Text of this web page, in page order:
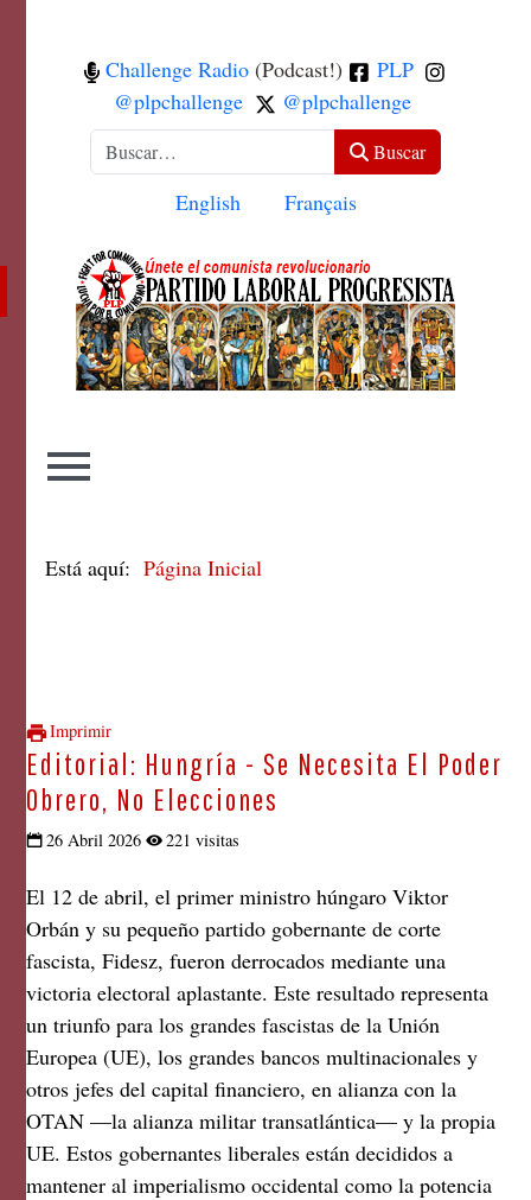
Challenge Radio (Podcast!)
PLP
@plpchallenge
@plpchallenge
Buscar Buscar
Seleccione su idioma
English Français
Está aquí:Página Inicial
Imprimir
Editorial: Hungría - Se Necesita El Poder
Obrero, No Elecciones
26 Abril 2026 221 visitas
El 12 de abril, el primer ministro húngaro Viktor
Orbán y su pequeño partido gobernante de corte
fascista, Fidesz, fueron derrocados mediante una
victoria electoral aplastante. Este resultado representa
un triunfo para los grandes fascistas de la Unión
Europea (UE), los grandes bancos multinacionales y
otros jefes del capital financiero, en alianza con la
OTAN —la alianza militar transatlántica— y la propia
UE. Estos gobernantes liberales están decididos a
mantener al imperialismo occidental como la potencia